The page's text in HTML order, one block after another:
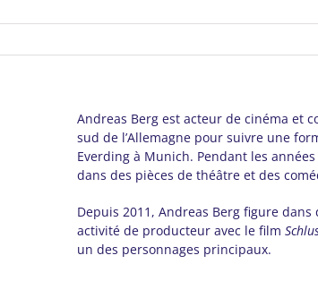
Andreas Berg est acteur de cinéma et
sud de l’Allemagne pour suivre une
Everding à Munich. Pendant les
dans des pièces de théâtre et des
Depuis 2011, Andreas Berg figure
activité de producteur avec le film
un des personnages principaux.